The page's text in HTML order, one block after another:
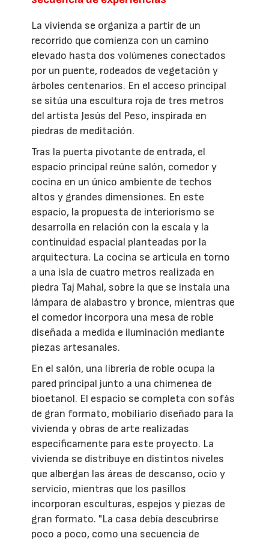
La vivienda se organiza a partir de un
recorrido que comienza con un camino
elevado hasta dos volúmenes conectados
por un puente, rodeados de vegetación y
árboles centenarios. En el acceso principal
se sitúa una escultura roja de tres metros
del artista Jesús del Peso, inspirada en
piedras de meditación.
Tras la puerta pivotante de entrada, el
espacio principal reúne salón, comedor y
cocina en un único ambiente de techos
altos y grandes dimensiones. En este
espacio, la propuesta de interiorismo se
desarrolla en relación con la escala y la
continuidad espacial planteadas por la
arquitectura. La cocina se articula en torno
a una isla de cuatro metros realizada en
piedra Taj Mahal, sobre la que se instala una
lámpara de alabastro y bronce, mientras que
el comedor incorpora una mesa de roble
diseñada a medida e iluminación mediante
piezas artesanales.
En el salón, una librería de roble ocupa la
pared principal junto a una chimenea de
bioetanol. El espacio se completa con sofás
de gran formato, mobiliario diseñado para la
vivienda y obras de arte realizadas
específicamente para este proyecto. La
vivienda se distribuye en distintos niveles
que albergan las áreas de descanso, ocio y
servicio, mientras que los pasillos
incorporan esculturas, espejos y piezas de
gran formato. "La casa debía descubrirse
poco a poco, como una secuencia de